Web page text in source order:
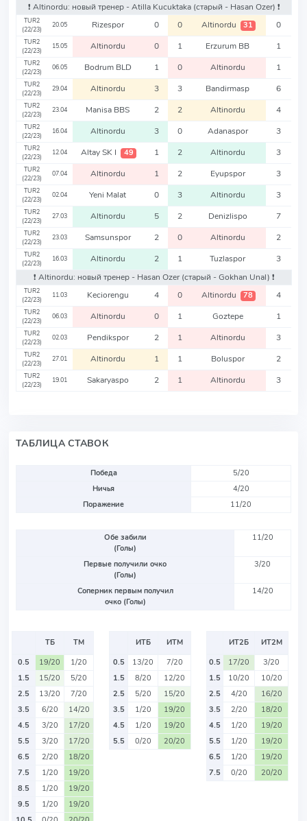
❗️ Altinordu: новый тренер - Atilla Kucuktaka (старый - Hasan Ozer) ❗️
TUR2
(22/23)
20.05 Rizespor 0 0 Altinordu 31 0
TUR2
(22/23)
15.05 Altinordu 0 1 Erzurum BB 1
TUR2
(22/23)
06.05 Bodrum BLD 1 0 Altinordu 1
TUR2
(22/23)
29.04 Altinordu 3 3 Bandirmasp 6
TUR2
(22/23)
23.04 Manisa BBS 2 2 Altinordu 4
TUR2
(22/23)
16.04 Altinordu 3 0 Adanaspor 3
TUR2
(22/23)
12.04 Altay SK I 49 1 2 Altinordu 3
TUR2
(22/23)
07.04 Altinordu 1 2 Eyupspor 3
TUR2
(22/23)
02.04 Yeni Malat 0 3 Altinordu 3
TUR2
(22/23)
27.03 Altinordu 5 2 Denizlispo 7
TUR2
(22/23)
23.03 Samsunspor 2 0 Altinordu 2
TUR2
(22/23)
16.03 Altinordu 2 1 Tuzlaspor
3
❗️ Altinordu: новый тренер - Hasan Ozer(старый - Gokhan Unal) ❗️
TUR2
(22/23)
11.03 Keciorengu 4 0 Altinordu 78 4
TUR2
(22/23)
06.03 Altinordu 0 1 Goztepe 1
TUR2
(22/23)
02.03 Pendikspor 2 1 Altinordu 3
TUR2
(22/23)
27.01 Altinordu 1 1 Boluspor 2
TUR2
(22/23)
19.01 Sakaryaspo 2 1 Altinordu 3
ТАБЛИЦА СТАВОК
Победа
5/20
Ничья
4/20
Поражение
11/20
Обе забили
(Голы)
11/20
Первые получили очко
(Голы)
3/20
Соперник первым получил
очко (Голы)
14/20
ТБ
ТМ
0.5
19/20
1/20
1.5
15/20
5/20
2.5
13/20
7/20
3.5
6/20
14/20
4.5
3/20
17/20
5.5
3/20
17/20
6.5
2/20
18/20
7.5
1/20
19/20
8.5
1/20
19/20
9.5
1/20
19/20
ИТБ
ИТМ
0.5
13/20
7/20
1.5
8/20
12/20
2.5
5/20
15/20
3.5
1/20
19/20
4.5
1/20
19/20
5.5
0/20 20/20
ИТ2Б
ИТ2М
0.5
17/20
3/20
1.5
10/20
10/20
2.5
4/20
16/20
3.5
2/20
18/20
4.5
1/20
19/20
5.5
1/20
19/20
6.5
1/20
19/20
7.5
0/20 20/20